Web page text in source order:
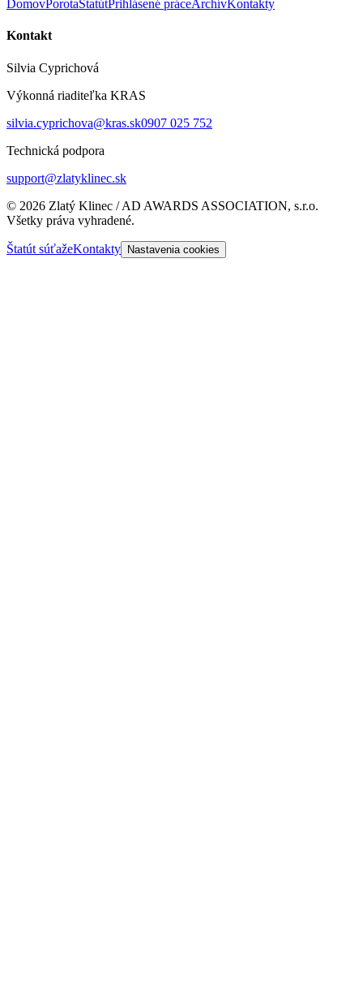
DomovPorotaŠtatútPrihlásené práceArchívKontakty
Kontakt
Silvia Cyprichová
Výkonná riaditeľka KRAS
silvia.cyprichova@kras.sk0907 025 752
Technická podpora
support@zlatyklinec.sk
© 2026 Zlatý Klinec / AD AWARDS ASSOCIATION, s.r.o.
Všetky práva vyhradené.
Štatút súťažeKontakty Nastavenia cookies